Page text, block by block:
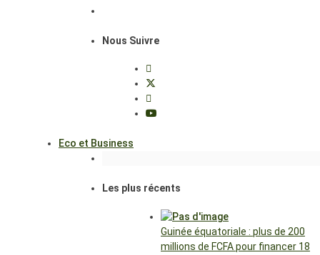
Nous Suivre
Eco et Business
Les plus récents
Guinée équatoriale : plus de 200
millions de FCFA pour financer 18